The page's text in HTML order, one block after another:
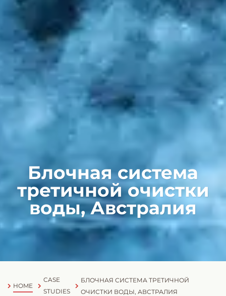
Блочная система
третичной очистки
воды, Австралия
HOME
CASE
STUDIES
БЛОЧНАЯ СИСТЕМА ТРЕТИЧНОЙ
ОЧИСТКИ ВОДЫ, АВСТРАЛИЯ